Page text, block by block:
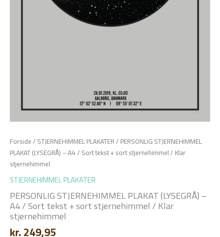
Forside / STJERNEHIMMEL PLAKATER / PERSONLIG STJERNEHIMMEL
PLAKAT (LYSEGRÅ) – A4 / Sort tekst + sort stjernehimmel / Klar
stjernehimmel
STJERNEHIMMEL PLAKATER
PERSONLIG STJERNEHIMMEL PLAKAT (LYSEGRÅ) –
A4 / Sort tekst + sort stjernehimmel / Klar
stjernehimmel
kr. 249,95